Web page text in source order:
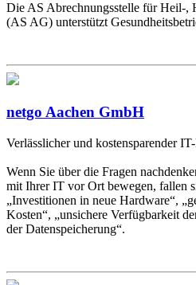
Die AS Abrechnungsstelle für Heil-,
(AS AG) unterstützt
netgo Aachen GmbH
Verlässlicher und kostensparender
Wenn Sie über die Fragen
mit Ihrer IT vor Ort bewegen, fallen
„Investitionen in neue Hardware“,
Kosten“, „unsichere Verfügbarkeit
der Datenspeicherung“.